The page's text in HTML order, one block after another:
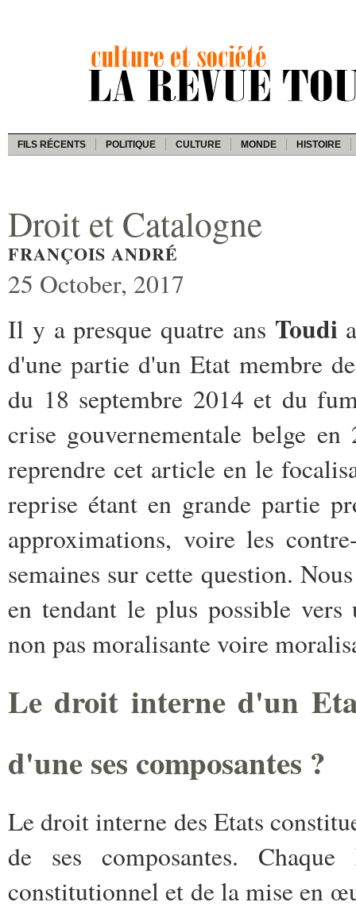
FILS RÉCENTS POLITIQUE CULTURE MONDE HISTOIRE
Droit et Catalogne
FRANÇOIS ANDRÉ
25 October, 2017
Il y a presque quatre ans Toudi
d'une partie d'un Etat membre
du 18 septembre 2014 et du
crise gouvernementale belge
reprendre cet article en le
reprise étant en grande partie
approximations, voire les
semaines sur cette question.
en tendant le plus possible
non pas moralisante voire
Le droit interne d'un
d'une ses composantes ?
Le droit interne des Etats
de ses composantes.
constitutionnel et de la mise en